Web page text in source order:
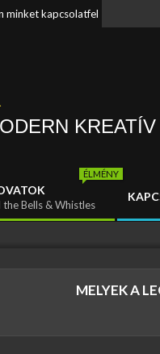
minket kapcsolatfelvételi
KREATÍV
ÉLMÉNY
the Bells & Whistles
MELYEK A